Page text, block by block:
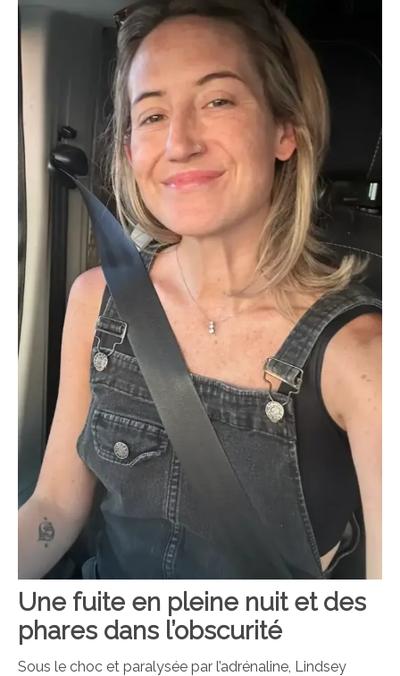
Une fuite en pleine nuit et des
phares dans l’obscurité
Sous le choc et paralysée par l’adrénaline, Lindsey